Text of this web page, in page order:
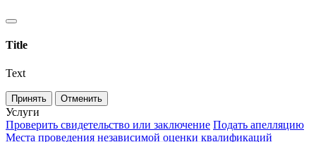
Title
Text
Принять Отменить
Услуги
Проверить свидетельство или заключение Подать апелляцию
Места проведения независимой оценки квалификаций